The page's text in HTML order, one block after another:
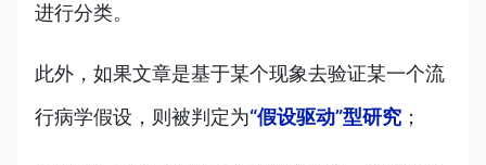
进行分类。
此外，如果文章是基于某个现象去验证某一个流
行病学假设，则被判定为“假设驱动”型研究 ；